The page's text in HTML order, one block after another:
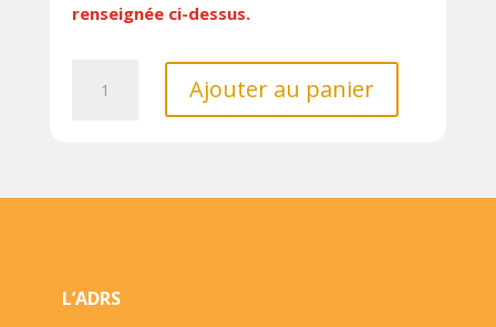
renseignée ci-dessus.
TISANES//CARNETS
Ajouter au panier
L’ADRS